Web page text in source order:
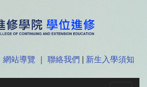
網站導覽 聯絡我們 新生入學須知